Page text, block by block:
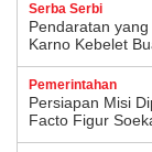
Serba Serbi
Pendaratan
Karno Kebelet
Pemerintahan
Persiapan Misi
Facto Figur